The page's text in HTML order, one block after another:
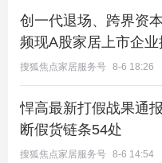
onor）产品已远销全
得了全球客户的一致
出开创了家电智能售
创一代退场、跨界资
频现A股家居上市企
搜狐焦点家居服务号 8-6 18:26
悍高最新打假战果通
断假货链条54处
搜狐焦点家居服务号 8-6 14:54